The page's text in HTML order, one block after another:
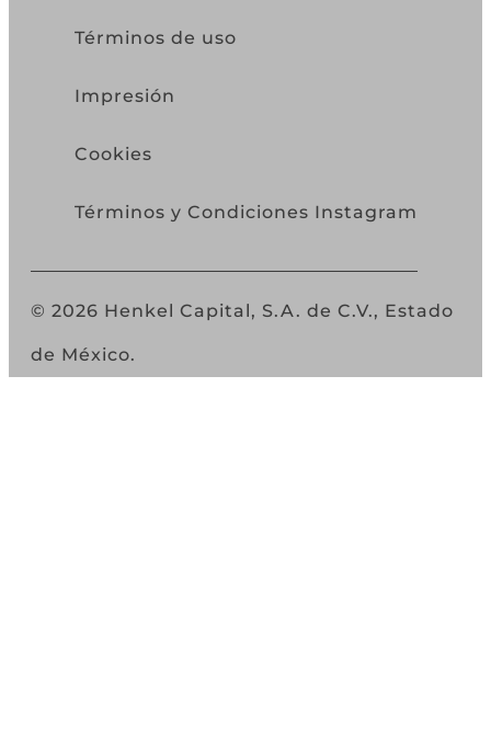
Términos de uso
Impresión
Cookies
Términos y Condiciones Instagram
© 2026 Henkel Capital, S.A. de C.V., Estado
de México.